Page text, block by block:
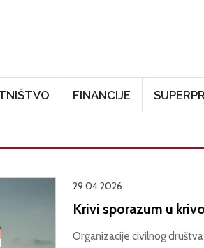
FINANCIJE
29.04.2026.
Krivi sporazum u
Organizacije civilnog